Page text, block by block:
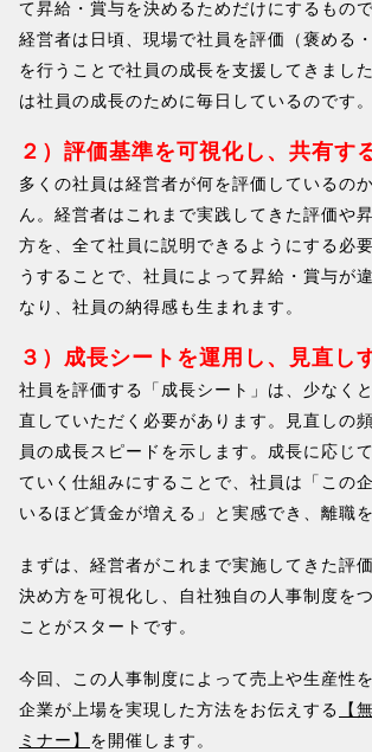
て昇給・賞与を決めるためだけにするもの
経営者は日頃、現場で社員を評価（褒める
を行うことで社員の成長を支援してきまし
は社員の成長のために毎日しているのです。
２）評価基準を可視化し、共有す
多くの社員は経営者が何を評価しているの
ん。経営者はこれまで実践してきた評価や
方を、全て社員に説明できるようにする必
うすることで、社員によって昇給・賞与が
なり、社員の納得感も生まれます。
３）成長シートを運用し、見直し
社員を評価する「成長シート」は、少なく
直していただく必要があります。見直しの
員の成長スピードを示します。成長に応じ
ていく仕組みにすることで、社員は「この
いるほど賃金が増える」と実感でき、離職
まずは、経営者がこれまで実施してきた評
決め方を可視化し、自社独自の人事制度を
ことがスタートです。
今回、この人事制度によって売上や生産性
企業が上場を実現した方法をお伝えする
【
ミナー】 を開催します。